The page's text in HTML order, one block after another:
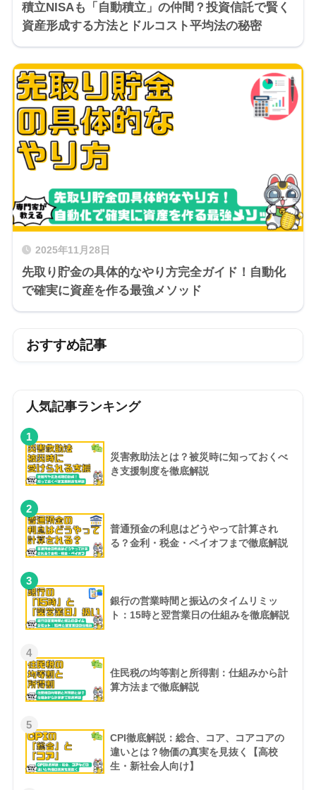
積立NISAも「自動積立」の仲間？投資信託で賢く
資産形成する方法とドルコスト平均法の秘密
2025年11月28日
先取り貯金の具体的なやり方完全ガイド！自動化
で確実に資産を作る最強メソッド
おすすめ記事
人気記事ランキング
1
災害救助法とは？被災時に知っておくべ
き支援制度を徹底解説
2
普通預金の利息はどうやって計算され
る？金利・税金・ペイオフまで徹底解説
3
銀行の営業時間と振込のタイムリミッ
ト：15時と翌営業日の仕組みを徹底解説
4
住民税の均等割と所得割：仕組みから計
算方法まで徹底解説
5
CPI徹底解説：総合、コア、コアコアの
違いとは？物価の真実を見抜く【高校
生・新社会人向け】